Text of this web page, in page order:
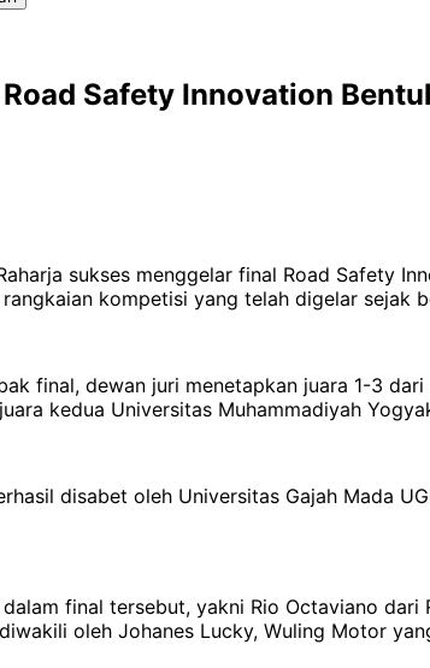
Safety Innovation
sukses menggelar final Road Safety
kompetisi yang telah digelar sejak
final, dewan juri menetapkan juara 1-3
kedua Universitas Muhammadiyah
disabet oleh Universitas Gajah Mada
final tersebut, yakni Rio Octaviano
oleh Johanes Lucky, Wuling Motor